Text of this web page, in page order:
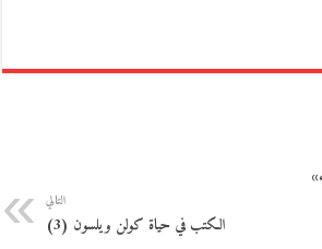
التالي
الكتب في حياة كولن ويلسون (3)